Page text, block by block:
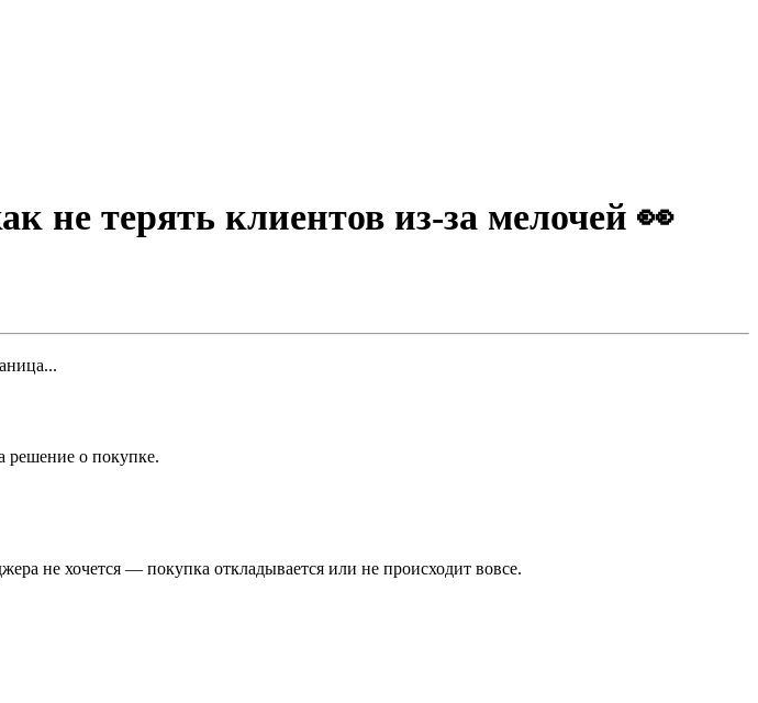
не терять клиентов из-за мелочей 👀
решение о покупке.
не хочется — покупка откладывается или не происходит вовсе.